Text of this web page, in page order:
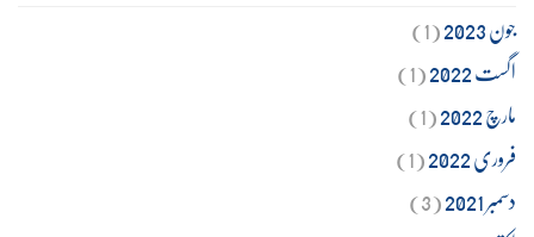
جون 2023
(1)
اگست 2022
(1)
مارچ 2022
(1)
فروری 2022
(1)
دسمبر 2021
(3)